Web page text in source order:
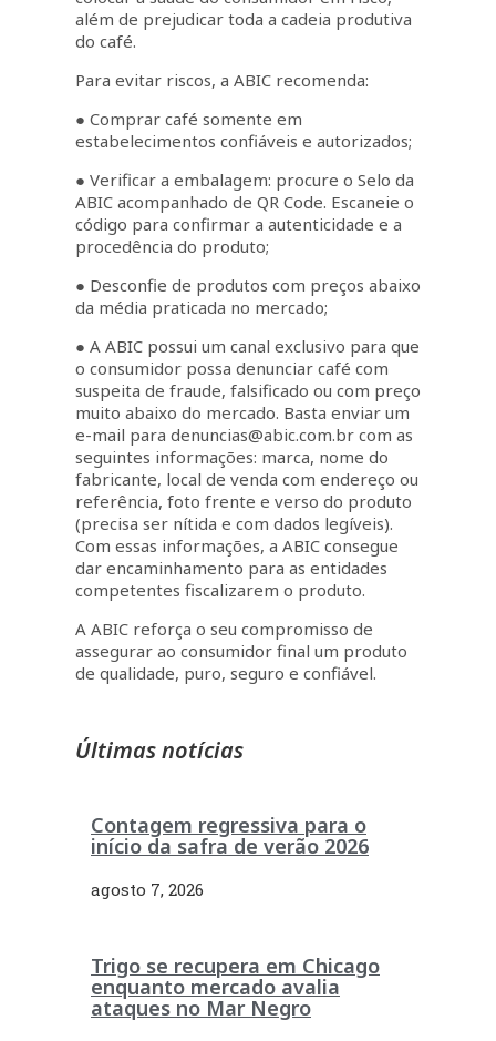
além de prejudicar toda a cadeia produtiva
do café.
Para evitar riscos, a ABIC recomenda:
● Comprar café somente em
estabelecimentos confiáveis e autorizados;
● Verificar a embalagem: procure o Selo da
ABIC acompanhado de QR Code. Escaneie o
código para confirmar a autenticidade e a
procedência do produto;
● Desconfie de produtos com preços abaixo
da média praticada no mercado;
● A ABIC possui um canal exclusivo para que
o consumidor possa denunciar café com
suspeita de fraude, falsificado ou com preço
muito abaixo do mercado. Basta enviar um
e-mail para denuncias@abic.com.br com as
seguintes informações: marca, nome do
fabricante, local de venda com endereço ou
referência, foto frente e verso do produto
(precisa ser nítida e com dados legíveis).
Com essas informações, a ABIC consegue
dar encaminhamento para as entidades
competentes fiscalizarem o produto.
A ABIC reforça o seu compromisso de
assegurar ao consumidor final um produto
de qualidade, puro, seguro e confiável.
Últimas notícias
Contagem regressiva para o
início da safra de verão 2026
agosto 7, 2026
Trigo se recupera em Chicago
enquanto mercado avalia
ataques no Mar Negro